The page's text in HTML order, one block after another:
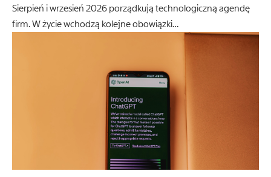
Sierpień i wrzesień 2026 porządkują technologiczną agendę
firm. W życie wchodzą kolejne obowiązki…